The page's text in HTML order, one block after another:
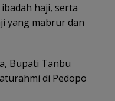
haji, serta
yang mabrur dan
Bupati Tanbu
di Pedopo